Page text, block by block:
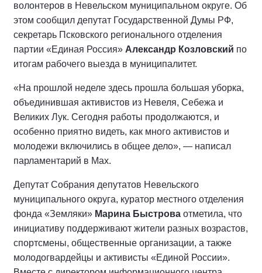
волонтеров в Невельском муниципальном округе. Об
этом сообщил депутат Государственной Думы РФ,
секретарь Псковского регионального отделения
партии «Единая Россия» Александр Козловский по
итогам рабочего выезда в муниципалитет.
«На прошлой неделе здесь прошла большая уборка,
объединившая активистов из Невеля, Себежа и
Великих Лук. Сегодня работы продолжаются, и
особенно приятно видеть, как много активистов и
молодежи включились в общее дело», — написал
парламентарий в Мах.
Депутат Собрания депутатов Невельского
муниципального округа, куратор местного отделения
фонда «Земляки» Марина Быстрова отметила, что
инициативу поддерживают жители разных возрастов,
спортсмены, общественные организации, а также
молодогвардейцы и активисты «Единой России».